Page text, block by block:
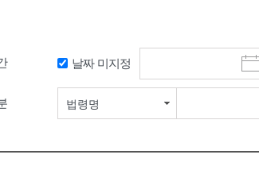
날짜 미지정
시
작
법령명